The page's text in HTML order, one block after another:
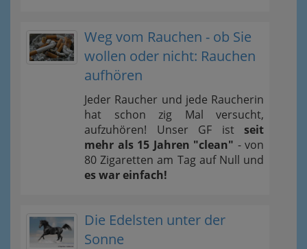
Weg vom Rauchen - ob Sie
wollen oder nicht: Rauchen
aufhören
Jeder Raucher und jede Raucherin
hat schon zig Mal versucht,
aufzuhören! Unser GF ist seit
mehr als 15 Jahren "clean" - von
80 Zigaretten am Tag auf Null und
es war einfach!
Die Edelsten unter der
Sonne